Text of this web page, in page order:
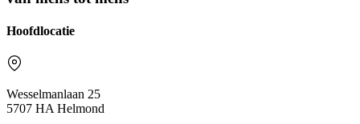
Hoofdlocatie
Wesselmanlaan 25
5707 HA Helmond